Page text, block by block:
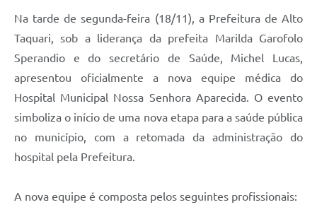
Na tarde de segunda-feira (18/11), a Prefeitura de Alto
Taquari, sob a liderança da prefeita Marilda Garofolo
Sperandio e do secretário de Saúde, Michel Lucas,
apresentou oficialmente a nova equipe médica do
Hospital Municipal Nossa Senhora Aparecida. O evento
simboliza o início de uma nova etapa para a saúde pública
no município, com a retomada da administração do
hospital pela Prefeitura.
A nova equipe é composta pelos seguintes profissionais: